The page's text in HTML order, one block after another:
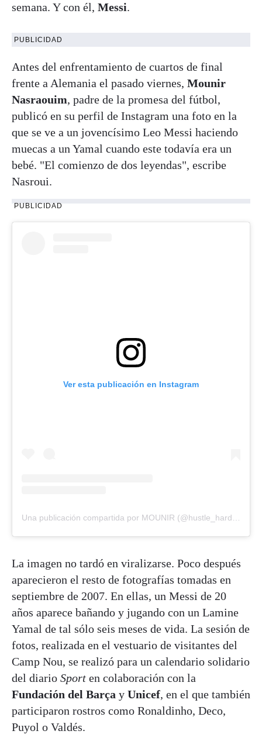
semana. Y con él, Messi.
PUBLICIDAD
Antes del enfrentamiento de cuartos de final
frente a Alemania el pasado viernes, Mounir
Nasraouim, padre de la promesa del fútbol,
publicó en su perfil de Instagram una foto en la
que se ve a un jovencísimo Leo Messi haciendo
muecas a un Yamal cuando este todavía era un
bebé. "El comienzo de dos leyendas", escribe
Nasroui.
PUBLICIDAD
Ver esta publicación en Instagram
La imagen no tardó en viralizarse. Poco después
aparecieron el resto de fotografías tomadas en
septiembre de 2007. En ellas, un Messi de 20
años aparece bañando y jugando con un Lamine
Yamal de tal sólo seis meses de vida. La sesión de
fotos, realizada en el vestuario de visitantes del
Camp Nou, se realizó para un calendario solidario
del diario Sport en colaboración con la
Fundación del Barça y Unicef, en el que también
participaron rostros como Ronaldinho, Deco,
Puyol o Valdés.